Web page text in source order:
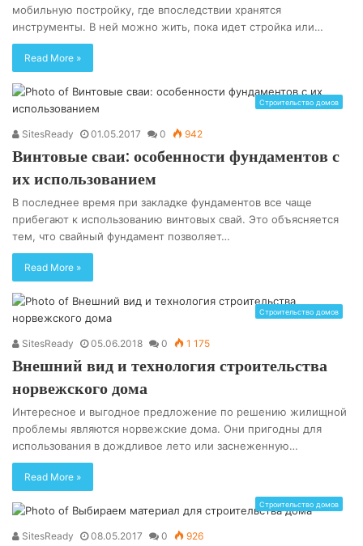
мобильную постройку, где впоследствии хранятся
инструменты. В ней можно жить, пока идет стройка или…
Read More »
Строительство домов
SitesReady 01.05.2017 0 942
Винтовые сваи: особенности фундаментов с
их использованием
В последнее время при закладке фундаментов все чаще
прибегают к использованию винтовых свай. Это объясняется
тем, что свайный фундамент позволяет…
Read More »
Строительство домов
SitesReady 05.06.2018 0 1 175
Внешний вид и технология строительства
норвежского дома
Интересное и выгодное предложение по решению жилищной
проблемы являются норвежские дома. Они пригодны для
использования в дождливое лето или заснеженную…
Read More »
Строительство домов
SitesReady 08.05.2017 0 926